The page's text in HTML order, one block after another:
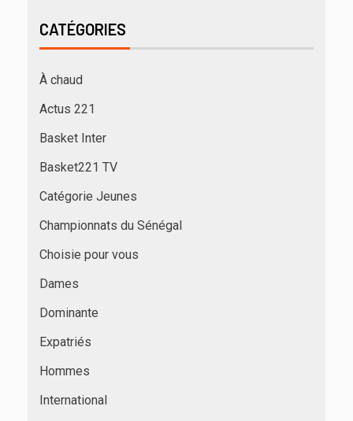
CATÉGORIES
À chaud
Actus 221
Basket Inter
Basket221 TV
Catégorie Jeunes
Championnats du Sénégal
Choisie pour vous
Dames
Dominante
Expatriés
Hommes
International